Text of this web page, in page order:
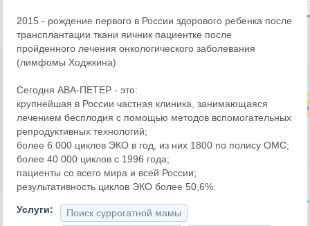
2015 - рождение первого в России здорового ребенка после
трансплантации ткани яичник пациентке после
пройденного лечения онкологического заболевания
(лимфомы Ходжкина)
Сегодня АВА-ПЕТЕР - это:
крупнейшая в России частная клиника, занимающаяся
лечением бесплодия с помощью методов вспомогательных
репродуктивных технологий;
более 6 000 циклов ЭКО в год, из них 1800 по полису ОМС;
более 40 000 циклов с 1996 года;
пациенты со всего мира и всей России;
результативность циклов ЭКО более 50,6%.
Услуги:
Поиск суррогатной мамы